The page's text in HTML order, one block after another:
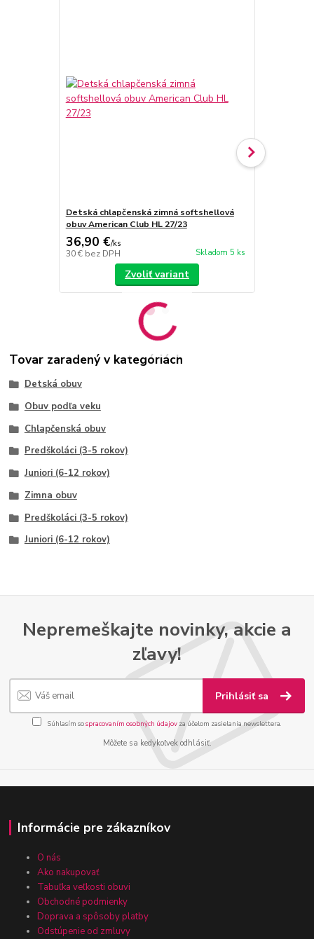
Detská chlapčenská zimná softshellová
obuv American Club HL 27/23
36,90 €/ks
30 € bez DPH Skladom 5 ks
Zvoliť variant
Tovar zaradený v kategóriách
Detská obuv
Obuv podľa veku
Chlapčenská obuv
Predškoláci (3-5 rokov)
Juniori (6-12 rokov)
Zimna obuv
Predškoláci (3-5 rokov)
Juniori (6-12 rokov)
Nepremeškajte novinky, akcie a
zľavy!
Prihlásiť sa
Súhlasím sospracovaním osobných údajov za účelom zasielania newslettera.
Môžete sa kedykoľvek odhlásiť.
Informácie pre zákazníkov
O nás
Ako nakupovať
Tabuľka veľkosti obuvi
Obchodné podmienky
Doprava a spôsoby platby
Odstúpenie od zmluvy